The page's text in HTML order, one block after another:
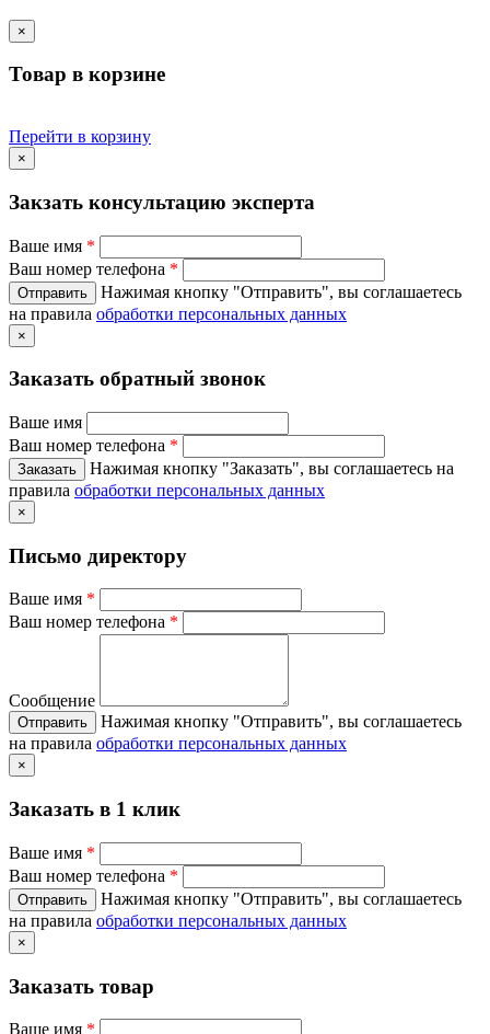
×
Товар в корзине
Перейти в корзину
×
Закзать консультацию эксперта
Ваше имя *
Ваш номер телефона *
Нажимая кнопку "Отправить", вы соглашаетесь
на правила обработки персональных данных
×
Заказать обратный звонок
Ваше имя
Ваш номер телефона *
Нажимая кнопку "Заказать", вы соглашаетесь на
правила обработки персональных данных
×
Письмо директору
Ваше имя *
Ваш номер телефона *
Сообщение
Нажимая кнопку "Отправить", вы соглашаетесь
на правила обработки персональных данных
×
Заказать в 1 клик
Ваше имя *
Ваш номер телефона *
Нажимая кнопку "Отправить", вы соглашаетесь
на правила обработки персональных данных
×
Заказать товар
Ваше имя *